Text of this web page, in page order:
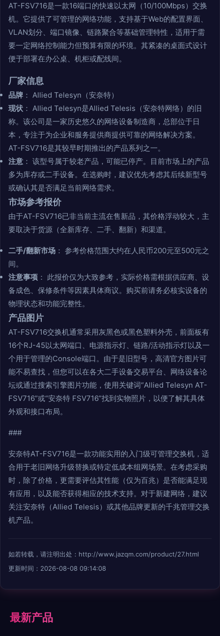
AT-FSV716是一款16端口的快速以太网（10/100Mbps）交换
机。它提供了可管理的网络功能，支持基于Web的配置界面、
VLAN划分、端口镜像、链路聚合等基础管理特性，适用于需
要一定网络控制能力但预算有限的环境。其紧凑的桌面式设计
便于部署在办公桌、机柜或配线间。
厂家信息
品牌 ： Allied Telesyn（安奈特）
现状 ： Allied Telesyn是Allied Telesis（安奈特网络）的旧
称。该公司是一家历史悠久的网络设备制造商，总部位于日
本，专注于为企业和服务提供商提供可靠的网络解决方案。
AT-FSV716是其较早时期推出的产品系列之一。
注意 ： 该型号属于较老产品，可能已停产。目前市场上的产品
多为库存或二手设备。在选购时，建议优先考虑其后续新型号
或确认其是否满足当前网络需求。
市场参考报价
由于AT-FSV716已非当前主流在售新品，其价格浮动较大，主
要取决于货源（全新库存、二手、翻新）和渠道。
二手/翻新市场 ： 参考价格范围大约在人民币200元至500元之
间。
注意事项 ： 此报价仅为大致参考，实际价格需根据供应商、设
备成色、保修条件等因素具体商议。购买前请务必核实设备的
物理状态和功能完整性。
产品图片
AT-FSV716交换机通常采用灰黑色或黑色塑料外壳，前面板有
16个RJ-45以太网端口、电源指示灯、链路/活动指示灯以及一
个用于管理的Console端口。由于是旧型号，高清官方图片可
能不易查找，但您可以在各大二手设备交易平台、网络设备论
坛或通过搜索引擎图片功能，使用关键词“Allied Telesyn AT-
FSV716”或“安奈特 FSV716”找到实物照片，以便了解其具体
外观和接口布局。
###
安奈特AT-FSV716是一款功能实用的入门级可管理交换机，适
合用于老旧网络升级替换或特定低成本组网场景。在考虑采购
时，除了价格，更需要评估其性能（仅为百兆）是否能满足现
有应用，以及能否获得相应的技术支持。对于新建网络，建议
关注安奈特（Allied Telesis）或其他品牌更新的千兆管理交换
机产品。
如若转载，请注明出处：http://www.jazqm.com/product/27.html
更新时间：2026-08-08 09:14:08
最新产品